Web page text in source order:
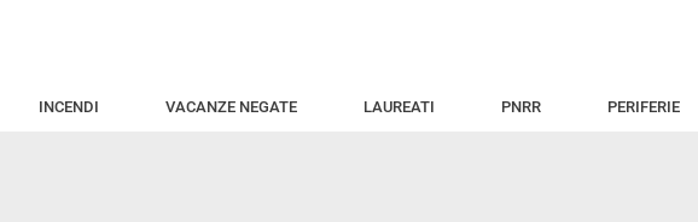
INCENDI VACANZE NEGATE LAUREATI PNRR PERIFERIE